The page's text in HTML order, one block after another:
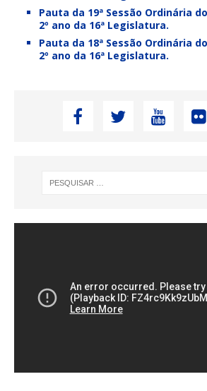
Pauta da 19ª Sessão Ordinária
2º ano da 16ª Legislatura.
Pauta da 18ª Sessão Ordinária
2º ano da 16ª Legislatura.